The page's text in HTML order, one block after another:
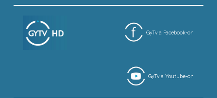
GyTv a Facebook-on
GyTv a Youtube-on